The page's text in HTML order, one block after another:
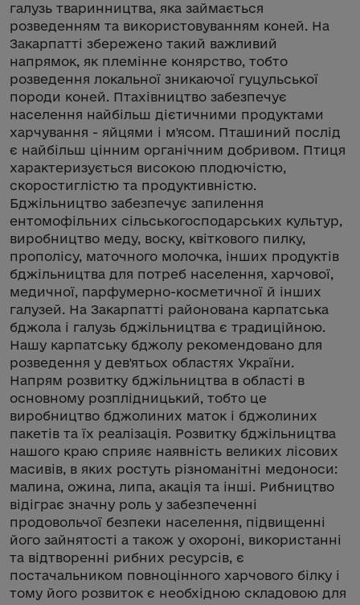
галузь тваринництва, яка займається
розведенням та використовуванням коней. На
Закарпатті збережено такий важливий
напрямок, як племінне конярство, тобто
розведення локальної зникаючої гуцульської
породи коней. Птахівництво забезпечує
населення найбільш дієтичними продуктами
харчування - яйцями і м'ясом. Пташиний послід
є найбільш цінним органічним добривом. Птиця
характеризується високою плодючістю,
скоростиглістю та продуктивністю.
Бджільництво забезпечує запилення
ентомофільних сільськогосподарських культур,
виробництво меду, воску, квіткового пилку,
прополісу, маточного молочка, інших продуктів
бджільництва для потреб населення, харчової,
медичної, парфумерно-косметичної й інших
галузей. На Закарпатті районована карпатська
бджола і галузь бджільництва є традиційною.
Нашу карпатську бджолу рекомендовано для
розведення у дев'ятьох областях України.
Напрям розвитку бджільництва в області в
основному розплідницький, тобто це
виробництво бджолиних маток і бджолиних
пакетів та їх реалізація. Розвитку бджільництва
нашого краю сприяє наявність великих лісових
масивів, в яких ростуть різноманітні медоноси:
малина, ожина, липа, акація та інші. Рибництво
відіграє значну роль у забезпеченні
продовольчої безпеки населення, підвищенні
його зайнятості а також у охороні, використанні
та відтворенні рибних ресурсів, є
постачальником повноцінного харчового білку і
тому його розвиток є необхідною складовою для